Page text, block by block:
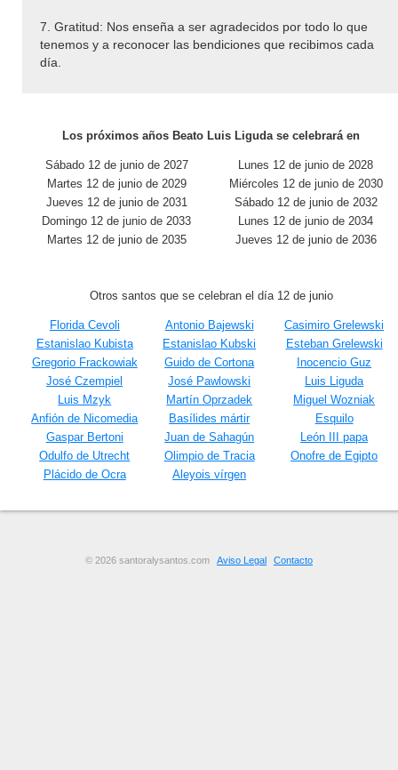
7. Gratitud: Nos enseña a ser agradecidos por todo lo que
tenemos y a reconocer las bendiciones que recibimos cada
día.
Los próximos años Beato Luis Liguda se celebrará en
Sábado 12 de junio de 2027
Lunes 12 de junio de 2028
Martes 12 de junio de 2029
Miércoles 12 de junio de 2030
Jueves 12 de junio de 2031
Sábado 12 de junio de 2032
Domingo 12 de junio de 2033
Lunes 12 de junio de 2034
Martes 12 de junio de 2035
Jueves 12 de junio de 2036
Otros santos que se celebran el día 12 de junio
Florida Cevoli Antonio Bajewski
Casimiro Grelewski
Estanislao Kubista
Estanislao Kubski
Esteban Grelewski
Gregorio Frackowiak
Guido de Cortona
Inocencio Guz
José Czempiel
José Pawlowski
Luis Liguda
Luis Mzyk
Martín Oprzadek
Miguel Wozniak
Anfión de Nicomedia
Basílides mártir
Esquilo
Gaspar Bertoni
Juan de Sahagún
León III papa
Odulfo de Utrecht
Olimpio de Tracia
Onofre de Egipto
Plácido de Ocra
Aleyois vírgen
© 2026 santoralysantos.com Aviso Legal Contacto